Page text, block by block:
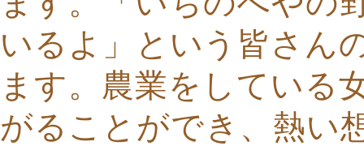
いるよ」という皆さん
ます。農業をしている
がることができ、熱い